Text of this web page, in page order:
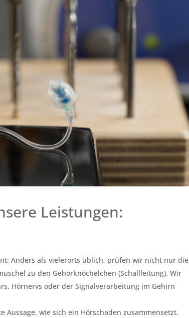
Leistungen:
Anders als vielerorts üblich, prüfen wir nicht nur die
zu den Gehörknöchelchen (Schallleitung). Wir
Hörnervs oder der Signalverarbeitung im Gehirn
wie sich ein Hörschaden zusammensetzt.